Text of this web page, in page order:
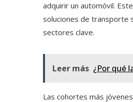
adquirir un automóvil.
soluciones de transporte
sectores clave.
Leer más ¿Por qué
Las cohortes más